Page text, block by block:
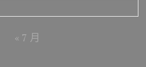
« 7 月